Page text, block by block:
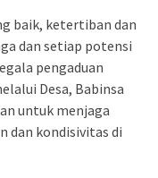
baik, ketertiban dan
dan setiap potensi
pengaduan
Desa, Babinsa
untuk menjaga
dan kondisivitas di